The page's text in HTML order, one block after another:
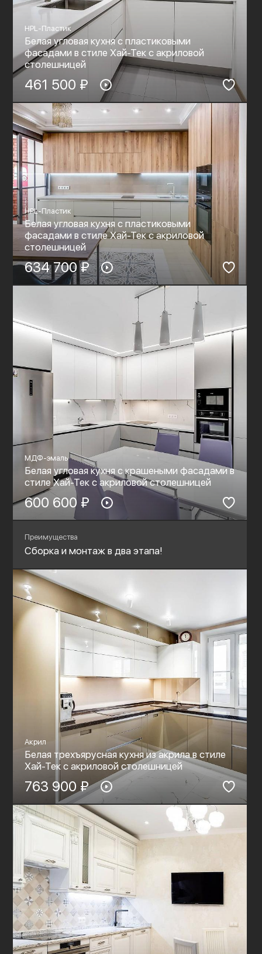
HPL-Пластик
Белая угловая кухня с пластиковыми
фасадами в стиле Хай-Тек c акриловой
столешницей
461 500 ₽
HPL-Пластик
Белая угловая кухня с пластиковыми
фасадами в стиле Хай-Тек c акриловой
столешницей
634 700 ₽
МДФ-эмаль
Белая угловая кухня с крашеными фасадами в
стиле Хай-Тек c акриловой столешницей
600 600 ₽
Преимущества
Сборка и монтаж в два этапа!
Акрил
Белая трехъярусная кухня из акрила в стиле
Хай-Тек c акриловой столешницей
763 900 ₽